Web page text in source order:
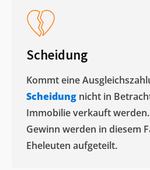
Scheidung
Kommt eine
Scheidung nicht in
Immobilie verkauft
Gewinn werden in diesem
Eheleuten aufgeteilt.​